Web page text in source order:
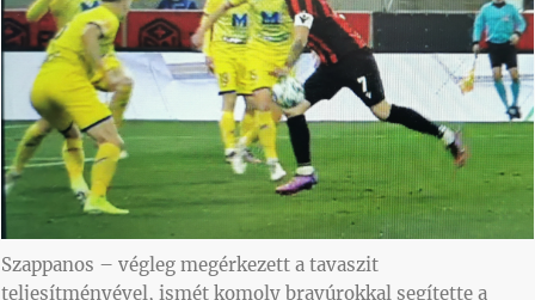
Szappanos – végleg megérkezett a tavaszit
teljesítményével, ismét komoly bravúrokkal segítette a